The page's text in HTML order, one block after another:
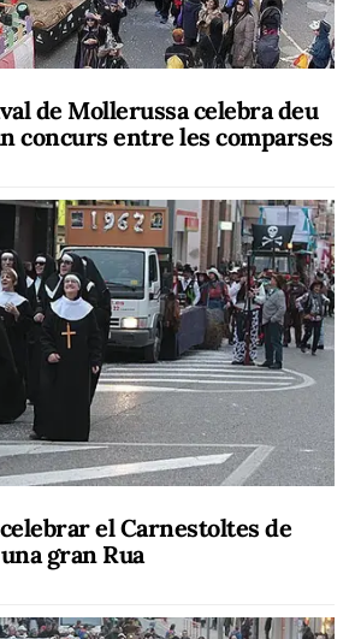
de Mollerussa celebra deu
concurs entre les comparses
el Carnestoltes de
gran Rua